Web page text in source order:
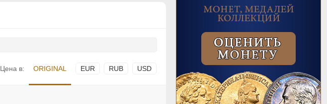
Цена в: ORIGINAL EUR RUB USD